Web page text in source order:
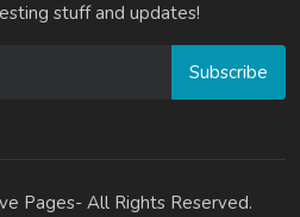
stuff and updates!
Subscribe
Pages- All Rights Reserved.